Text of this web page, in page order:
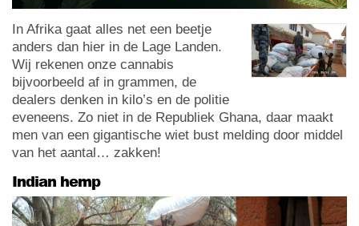
In Afrika gaat alles net een beetje
anders dan hier in de Lage Landen.
Wij rekenen onze cannabis
bijvoorbeeld af in grammen, de
dealers denken in kilo’s en de politie
eveneens. Zo niet in de Republiek Ghana, daar maakt
men van een gigantische wiet bust melding door middel
van het aantal… zakken!
Indian hemp